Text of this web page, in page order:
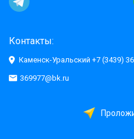
Контакты:
Каменск-Уральский +7 (3439)
369977@bk.ru